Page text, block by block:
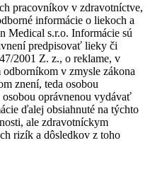
dialyzačnú starostlivosť
na Slovensku. Viac
stredísk.
​v B. Braun. Vyhľadajte náš
na Slovensku.​
pracovníkov v zdravotníctve,
informácie o liekoch a
Medical s.r.o. Informácie sú
predpisovať lieky či
2001 Z. z., o reklame, v
v zmysle zákona
znení, teda osobou
oprávnenou vydávať
ďalej obsiahnuté na týchto
ale zdravotníckym
rizík a dôsledkov z toho